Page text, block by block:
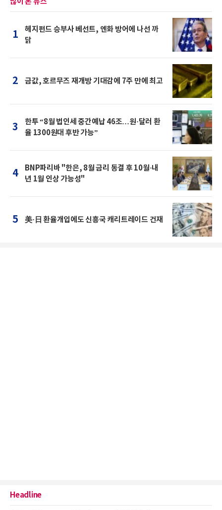
1
헤지펀드 승부사 베선트, 엔화 방어에 나선 까
닭
2 금값, 호르무즈 재개방 기대감에 7주 만에 최고
3
한투 “8월 법인세 중간예납 46조…원·달러 환
율 1300원대 후반 가능”
4
BNP파리바 "한은, 8월 금리 동결 후 10월·내
년 1월 인상 가능성"
5 美·日 환율개입에도 신흥국 캐리트레이드 건재
Headline